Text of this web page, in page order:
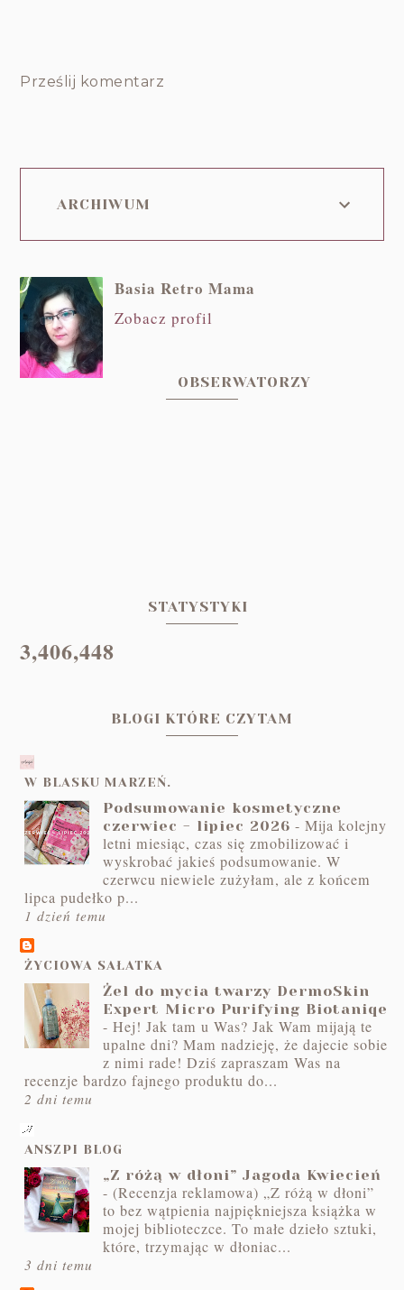
Prześlij komentarz
ARCHIWUM
Basia Retro Mama
Zobacz profil
OBSERWATORZY
STATYSTYKI
3,406,448
BLOGI KTÓRE CZYTAM
W BLASKU MARZEŃ.
Podsumowanie kosmetyczne
czerwiec - lipiec 2026 -Mija kolejny
letni miesiąc, czas się zmobilizować i
wyskrobać jakieś podsumowanie. W
czerwcu niewiele zużyłam, ale z końcem
lipca pudełko p...
1 dzień temu
ŻYCIOWA SAŁATKA
Żel do mycia twarzy DermoSkin
Expert Micro Purifying Biotaniqe
-Hej! Jak tam u Was? Jak Wam mijają te
upalne dni? Mam nadzieję, że dajecie sobie
z nimi rade! Dziś zapraszam Was na
recenzje bardzo fajnego produktu do...
2 dni temu
ANSZPI BLOG
„Z różą w dłoni” Jagoda Kwiecień
-(Recenzja reklamowa) „Z różą w dłoni”
to bez wątpienia najpiękniejsza książka w
mojej biblioteczce. To małe dzieło sztuki,
które, trzymając w dłoniac...
3 dni temu